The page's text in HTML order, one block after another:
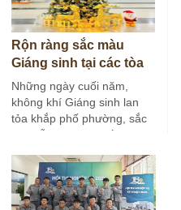
Rộn ràng sắc màu
Giáng sinh tại các tòa
nhà do PSA quản lý
Những ngày cuối năm,
không khí Giáng sinh lan
tỏa khắp phố phường, sắc
màu lễ hội mang đến